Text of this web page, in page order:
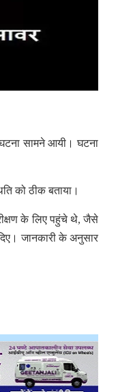
सामने आयी। घटना
को ठीक बताया।
के लिए पहुंचे थे, जैसे
जानकारी के अनुसार